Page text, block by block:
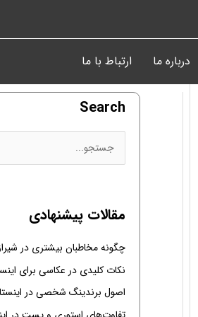
درباره ما ارتباط با ما
Search
س
ب
ر
ا
ی
مقالات پیشنهادی
چگونه مخاطبان بیشتری در
نکات کلیدی در عکاسی برای
اصول برندینگ شخصی در